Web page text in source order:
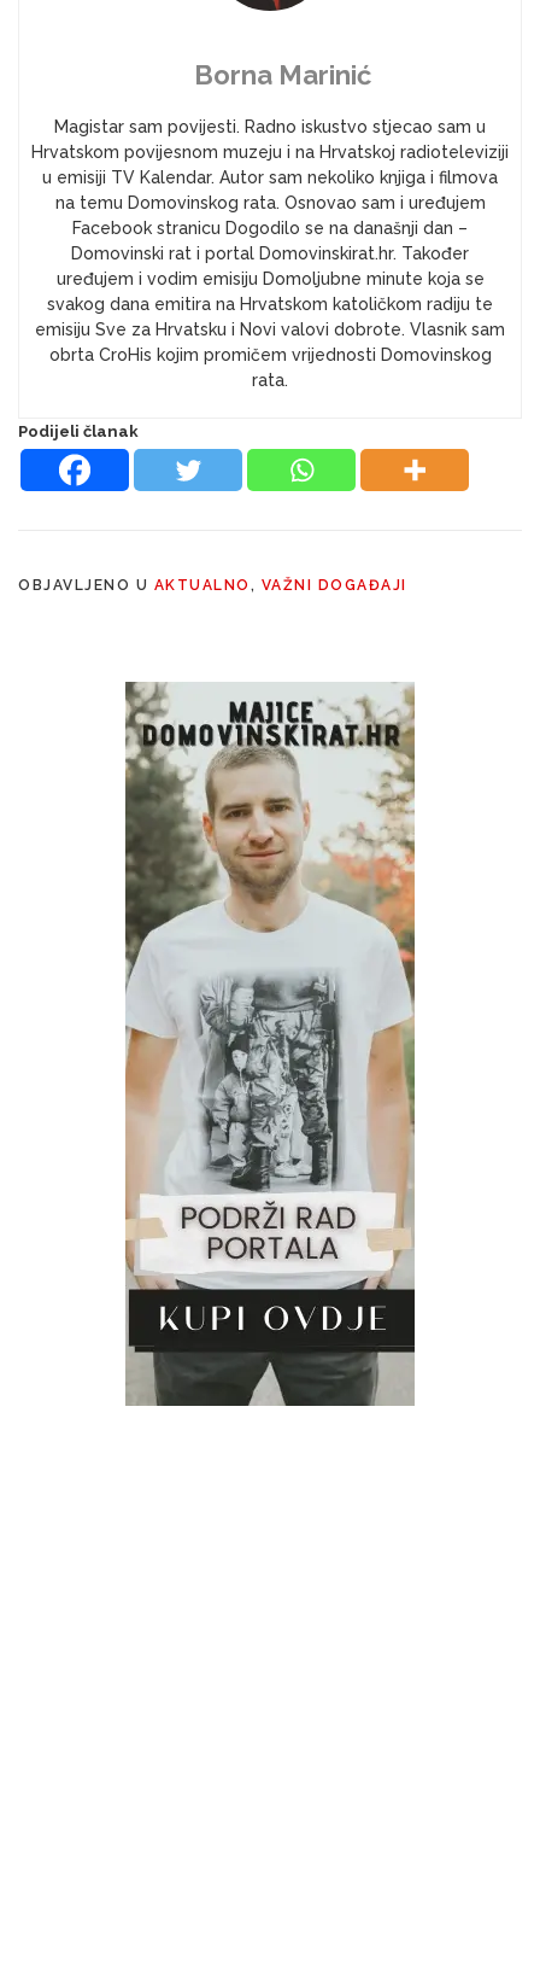
Borna Marinić
Magistar sam povijesti. Radno iskustvo stjecao sam u
Hrvatskom povijesnom muzeju i na Hrvatskoj radioteleviziji
u emisiji TV Kalendar. Autor sam nekoliko knjiga i filmova
na temu Domovinskog rata. Osnovao sam i uređujem
Facebook stranicu Dogodilo se na današnji dan –
Domovinski rat i portal Domovinskirat.hr. Također
uređujem i vodim emisiju Domoljubne minute koja se
svakog dana emitira na Hrvatskom katoličkom radiju te
emisiju Sve za Hrvatsku i Novi valovi dobrote. Vlasnik sam
obrta CroHis kojim promičem vrijednosti Domovinskog
rata.
Podijeli članak
OBJAVLJENO U AKTUALNO , VAŽNI DOGAĐAJI